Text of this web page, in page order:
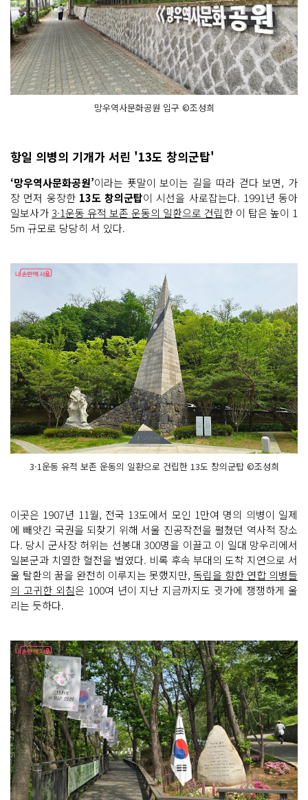
망우역사문화공원 입구 ©조성희
항일 의병의 기개가 서린 '13도 창의군탑'
‘망우역사문화공원’이라는 푯말이 보이는 길을 따라 걷다 보면, 가
장 먼저 웅장한 13도 창의군탑이 시선을 사로잡는다. 1991년 동아
일보사가3·1운동 유적 보존 운동의 일환으로 건립한 이 탑은 높이 1
5m 규모로 당당히 서 있다.
3·1운동 유적 보존 운동의 일환으로 건립한 13도 창의군탑 ©조성희
이곳은 1907년 11월, 전국 13도에서 모인 1만여 명의 의병이 일제
에 빼앗긴 국권을 되찾기 위해 서울 진공작전을 펼쳤던 역사적 장소
다. 당시 군사장 허위는 선봉대 300명을 이끌고 이 일대 망우리에서
일본군과 치열한 혈전을 벌였다. 비록 후속 부대의 도착 지연으로 서
울 탈환의 꿈을 완전히 이루지는 못했지만, 독립을 향한 연합 의병들
의 고귀한 외침은 100여 년이 지난 지금까지도 귓가에 쟁쟁하게 울
리는 듯하다.